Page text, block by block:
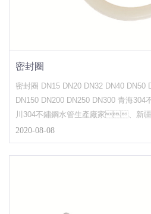
密封圈
密封圈 DN15 DN20 DN32 DN40 DN50
DN150 DN200 DN250 DN300 青海
川304不鏽鋼水管生產廠家、新
2020-08-08